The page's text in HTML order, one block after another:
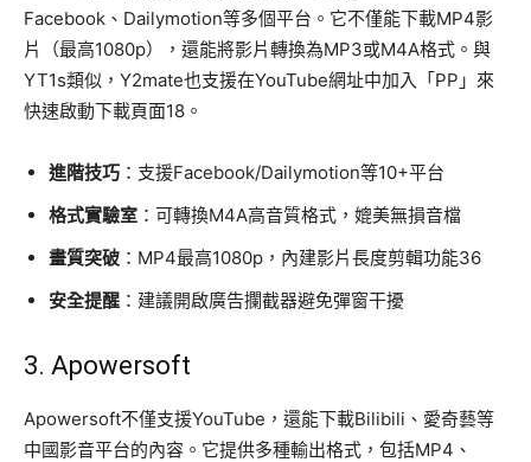
Facebook、Dailymotion等多個平台。它不僅能下載MP4影
片（最高1080p），還能將影片轉換為MP3或M4A格式。與
YT1s類似，Y2mate也支援在YouTube網址中加入「PP」來
快速啟動下載頁面18。
進階技巧 ：支援Facebook/Dailymotion等10+平台
格式實驗室 ：可轉換M4A高音質格式，媲美無損音檔
畫質突破 ：MP4最高1080p，內建影片長度剪輯功能36
安全提醒 ：建議開啟廣告攔截器避免彈窗干擾
3. Apowersoft
Apowersoft不僅支援YouTube，還能下載Bilibili、愛奇藝等
中國影音平台的內容。它提供多種輸出格式，包括MP4、